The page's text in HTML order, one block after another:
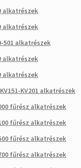
alkatrészek
alkatrészek
501 alkatrészek
alkatrészek
alkatrészek
KV201 alkatrészek
fűrész alkatrészek
fűrész alkatrészek
fűrész alkatrészek
fűrész alkatrészek